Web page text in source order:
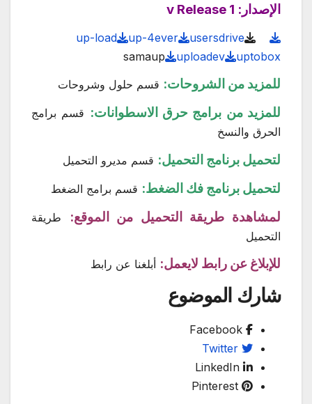
الإصدار: v Release 1
up-load up-4ever
usersdrive
samaup
uploadev uptobox
للمزيد من الشروحات: قسم حلول وشروحات
للمزيد من برامج حرق الاسطوانات: قسم برامج
الحرق والنسخ
لتحميل برنامج التحميل: قسم مديرو التحميل
لتحميل برنامج فك الضغط: قسم برامج الضغط
لمشاهدة طريقة التحميل من الموقع:
طريقة
التحميل
للإبلاغ عن رابط لايعمل: أبلغنا عن رابط
شارك الموضوع